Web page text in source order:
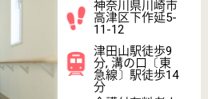
東京都三鷹市下
吉祥寺駅バス10
分
介護付有料老人